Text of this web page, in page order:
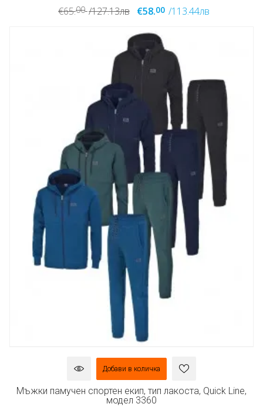
€65.00 /127.13лв €58.00 /113.44лв
Добави в количка
Мъжки памучен спортен екип, тип лакоста, Quick Line,
модел 3360